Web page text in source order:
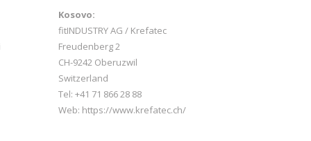
Kosovo:
fitINDUSTRY AG / Krefatec
Freudenberg 2
CH-9242 Oberuzwil
Switzerland
Tel: +41 71 866 28 88
Web: https://www.krefatec.ch/